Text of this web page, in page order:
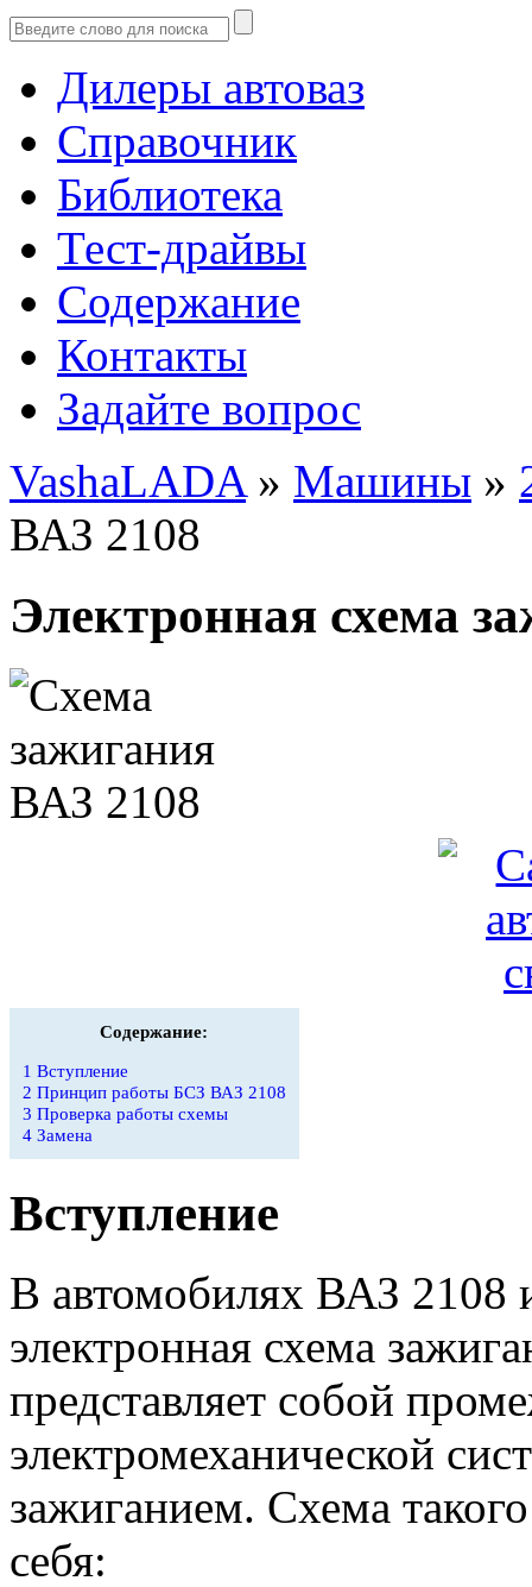
Дилеры автоваз
Справочник
Библиотека
Тест-драйвы
Содержание
Контакты
Задайте вопрос
VashaLADA» Машины »
ВАЗ 2108
Электронная схема
Содержание:
1 Вступление
2 Принцип работы БСЗ ВАЗ 2108
3 Проверка работы схемы
4 Замена
Вступление
В автомобилях ВАЗ 2108
электронная схема
представляет собой
электромеханической
зажиганием. Схема
себя: